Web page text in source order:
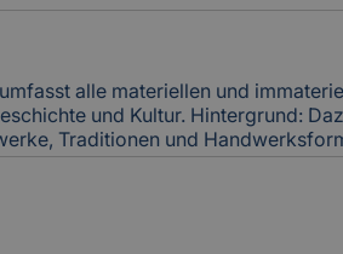
und zeugen von
Korrodierte Hufnägel
Restaurierungen werden sie häufig
denkmalgerechter
alle materiellen und
und Kultur. Hintergrund:
Traditionen und
werden. Der Erhalt des